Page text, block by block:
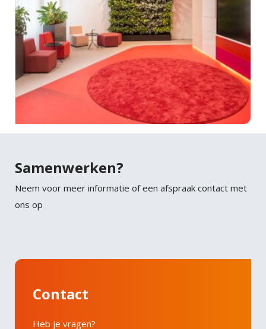
Samenwerken?
Neem voor meer informatie of een afspraak contact met
ons op
Contact
Heb je vragen?